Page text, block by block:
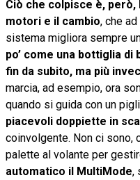
Ciò che colpisce è,
motori e il cambio, che
sistema migliora sempre un
po’ come una bottiglia
fin da subito, ma più
marcia, ad esempio, ora
quando si guida con un
piacevoli doppiette in
coinvolgente. Non ci sono,
palette al volante per
automatico il MultiMode,